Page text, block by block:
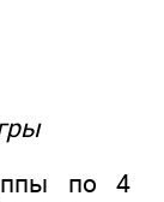
по 4